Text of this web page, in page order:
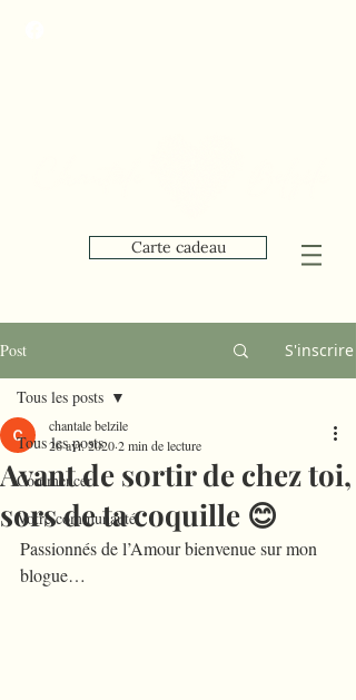
Carte cadeau
Post S'inscrire
Tous les posts
Commencer
Votre communauté
Tous les posts
Avant de sortir de chez toi,
sors de ta coquille 😊
chantale belzile
26 avr. 20202 min de lecture
Passionnés de l’Amour bienvenue sur mon
blogue…